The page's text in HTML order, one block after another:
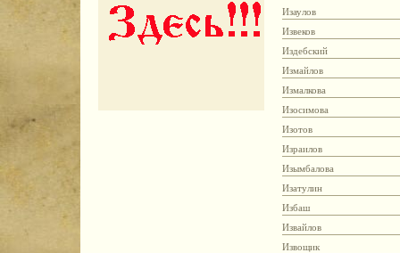
Изаулов
Извеков
Издебский
Измайлов
Измалкова
Изосимова
Изотов
Израилов
Изымбалова
Изатулин
Избаш
Извайлов
Извощик